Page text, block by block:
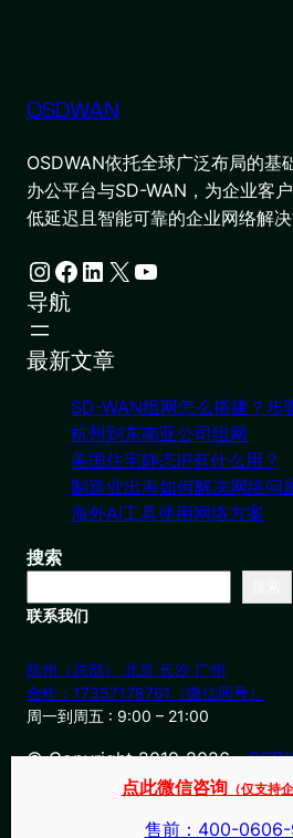
OSDWAN
OSDWAN依托全球广泛布局的基
办公平台与SD-WAN，为企业客
低延迟且智能可靠的企业网络解决
Instagram Facebook LinkedIn X YouTube
导航
最新文章
SD-WAN组网怎么搭建？步
杭州到东南亚公司组网
美国住宅静态IP有什么用？
制造业出海如何解决网络问
海外AI工具使用网络方案
搜索
联系我们
杭州（总部） 北京 长沙 广州
合作：17357178761（微信同号）
周一到周五 : 9:00 – 21:00
© Copyright 2019-2026・
点此微信咨询 （仅支持
售前：400-